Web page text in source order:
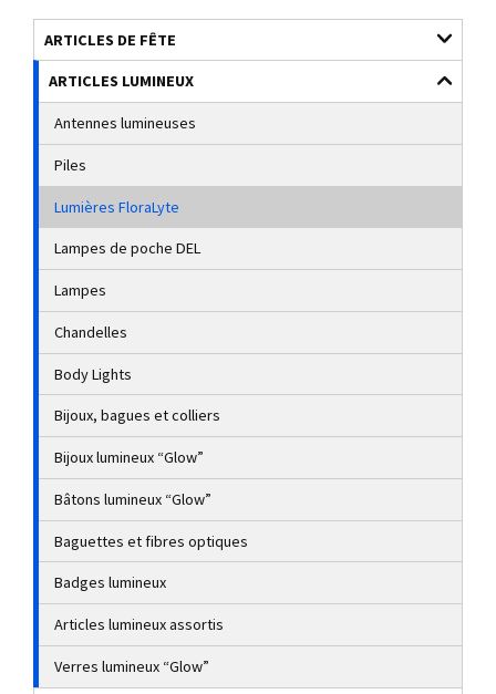
ARTICLES DE FÊTE
ARTICLES LUMINEUX
Antennes lumineuses
Piles
Lumières FloraLyte
Lampes de poche DEL
Lampes
Chandelles
Body Lights
Bijoux, bagues et colliers
Bijoux lumineux “Glow”
Bâtons lumineux “Glow”
Baguettes et fibres optiques
Badges lumineux
Articles lumineux assortis
Verres lumineux “Glow”